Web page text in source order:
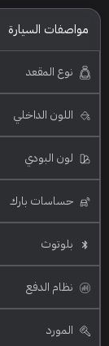
مواصفات السيارة
نوع المقعد
اللون الداخلي
لون البودي
حساسات بارك
بلوتوث
نظام الدفع
المورد